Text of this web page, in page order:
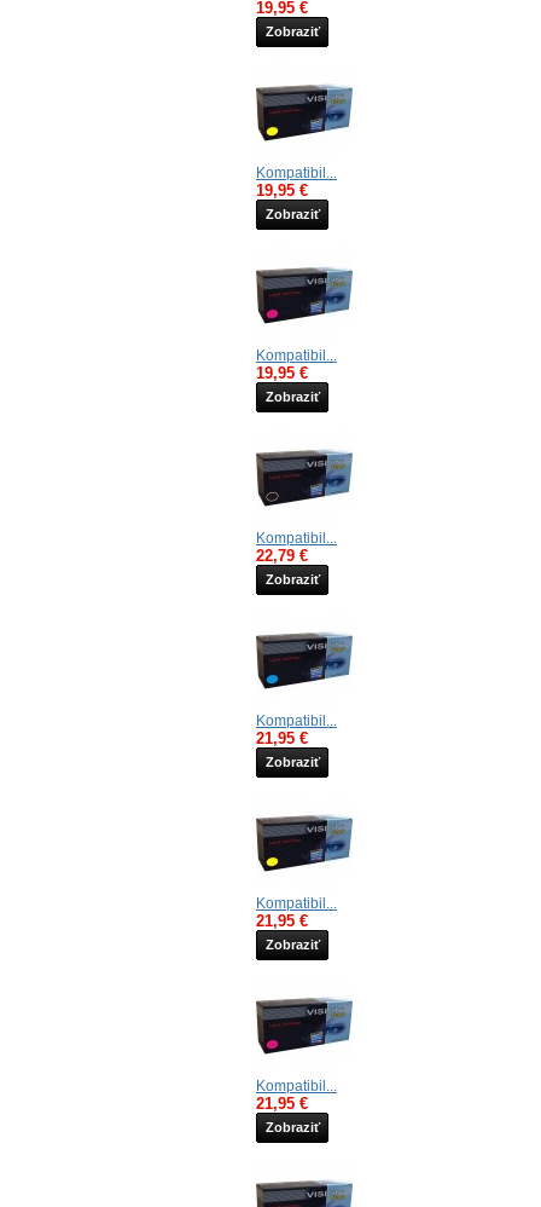
19,95 €
Zobraziť
Kompatibil...
19,95 €
Zobraziť
Kompatibil...
19,95 €
Zobraziť
Kompatibil...
22,79 €
Zobraziť
Kompatibil...
21,95 €
Zobraziť
Kompatibil...
21,95 €
Zobraziť
Kompatibil...
21,95 €
Zobraziť